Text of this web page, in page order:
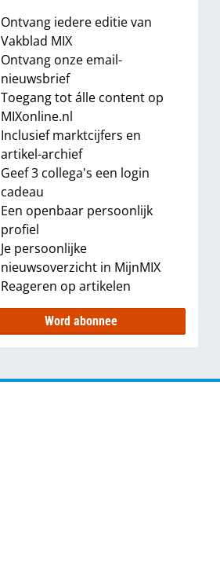
Ontvang iedere editie van
Vakblad MIX
Ontvang onze email-
nieuwsbrief
Toegang tot álle content op
MIXonline.nl
Inclusief marktcijfers en
artikel-archief
Geef 3 collega's een login
cadeau
Een openbaar persoonlijk
profiel
Je persoonlijke
nieuwsoverzicht in MijnMIX
Reageren op artikelen
Word abonnee